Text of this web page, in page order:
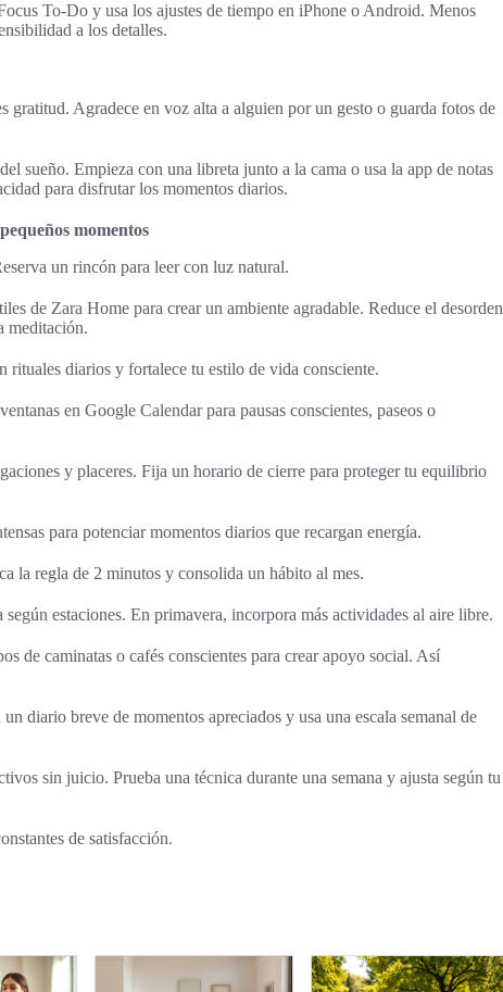
To-Do y usa los ajustes de tiempo en iPhone o Android. Menos
a los detalles.
gratitud. Agradece en voz alta a alguien por un gesto o guarda fotos de
sueño. Empieza con una libreta junto a la cama o usa la app de notas
para disfrutar los momentos diarios.
momentos
un rincón para leer con luz natural.
de Zara Home para crear un ambiente agradable. Reduce el desorden
meditación.
rituales diarios y fortalece tu estilo de vida consciente.
en Google Calendar para pausas conscientes, paseos o
y placeres. Fija un horario de cierre para proteger tu equilibrio
para potenciar momentos diarios que recargan energía.
la regla de 2 minutos y consolida un hábito al mes.
estaciones. En primavera, incorpora más actividades al aire libre.
de caminatas o cafés conscientes para crear apoyo social. Así
diario breve de momentos apreciados y usa una escala semanal de
sin juicio. Prueba una técnica durante una semana y ajusta según tu
de satisfacción.